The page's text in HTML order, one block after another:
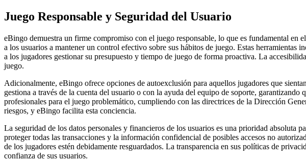
Juego Responsable y Seguridad del Usuario
eBingo demuestra un firme compromiso con el juego responsable, lo que es fundamental
a los usuarios a mantener un control efectivo sobre sus hábitos de juego. Estas
a los jugadores gestionar su presupuesto y tiempo de juego de forma proactiva. La
juego.
Adicionalmente, eBingo ofrece opciones de autoexclusión para aquellos jugadores que
gestiona a través de la cuenta del usuario o con la ayuda del equipo de soporte,
profesionales para el juego problemático, cumpliendo con las directrices de la Dirección
riesgos, y eBingo facilita esta conciencia.
La seguridad de los datos personales y financieros de los usuarios es una prioridad
proteger todas las transacciones y la información confidencial de posibles accesos no
de los jugadores estén debidamente resguardados. La transparencia en sus políticas de
confianza de sus usuarios.